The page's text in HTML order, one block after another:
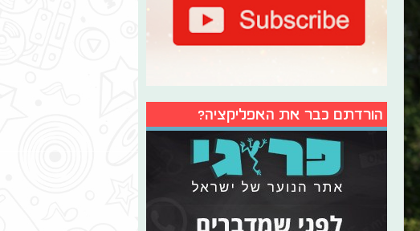
הורדתם כבר את האפליקציה?